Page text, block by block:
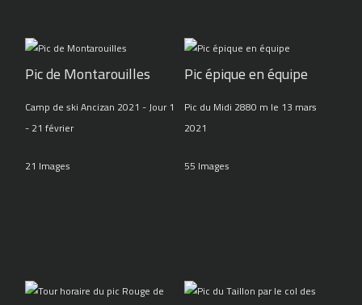
Pic de Montarouilles
Camp de ski Ancizan 2021 - Jour 1
- 21 février
21 Images
Pic épique en équipe
Pic du Midi 2880 m le 13 mars
2021
55 Images